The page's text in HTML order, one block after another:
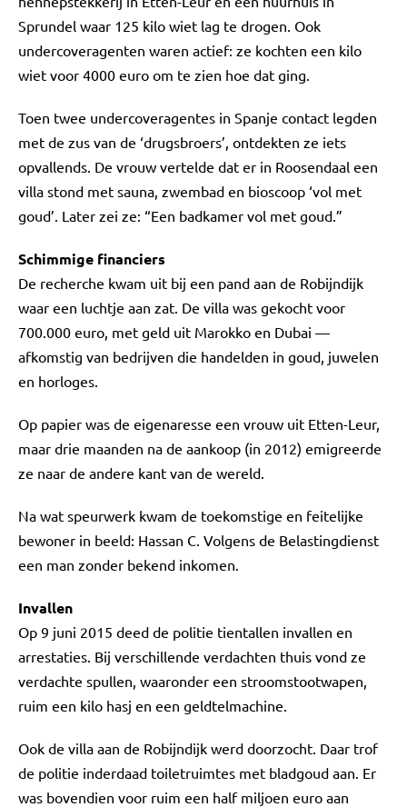
Sprundel waar 125 kilo wiet lag te drogen. Ook
undercoveragenten waren actief: ze kochten een kilo
wiet voor 4000 euro om te zien hoe dat ging.
Toen twee undercoveragentes in Spanje contact legden
met de zus van de ‘drugsbroers’, ontdekten ze iets
opvallends. De vrouw vertelde dat er in Roosendaal een
villa stond met sauna, zwembad en bioscoop ‘vol met
goud’. Later zei ze: “Een badkamer vol met goud.”
Schimmige financiers
De recherche kwam uit bij een pand aan de Robijndijk
waar een luchtje aan zat. De villa was gekocht voor
700.000 euro, met geld uit Marokko en Dubai —
afkomstig van bedrijven die handelden in goud, juwelen
en horloges.
Op papier was de eigenaresse een vrouw uit Etten-Leur,
maar drie maanden na de aankoop (in 2012) emigreerde
ze naar de andere kant van de wereld.
Na wat speurwerk kwam de toekomstige en feitelijke
bewoner in beeld: Hassan C. Volgens de Belastingdienst
een man zonder bekend inkomen.
Invallen
Op 9 juni 2015 deed de politie tientallen invallen en
arrestaties. Bij verschillende verdachten thuis vond ze
verdachte spullen, waaronder een stroomstootwapen,
ruim een kilo hasj en een geldtelmachine.
Ook de villa aan de Robijndijk werd doorzocht. Daar trof
de politie inderdaad toiletruimtes met bladgoud aan. Er
was bovendien voor ruim een half miljoen euro aan